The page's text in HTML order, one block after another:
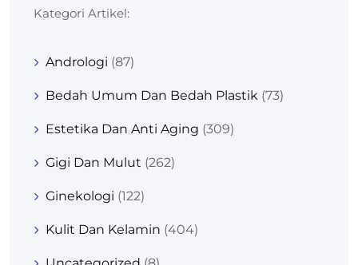
Kategori Artikel:
Andrologi (87)
Bedah Umum Dan Bedah Plastik (73)
Estetika Dan Anti Aging (309)
Gigi Dan Mulut (262)
Ginekologi (122)
Kulit Dan Kelamin (404)